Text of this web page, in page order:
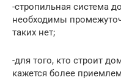
-стропильная система
необходимы
таких нет;
-для того, кто строит
кажется более